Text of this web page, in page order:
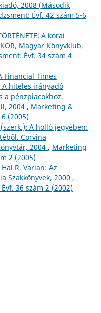
2008 (Második
Évf. 42 szám 5-6
A korai
Magyar Könyvklub,
Évf. 34 szám 4
Financial Times
hiteles irányadó
a pénzpiacokhoz.
2004 , Marketing &
(2005)
A holló jegyében:
Corvina
2004 , Marketing
2 (2005)
R. Varian: Az
Szakkönyvek, 2000 ,
36 szám 2 (2002)